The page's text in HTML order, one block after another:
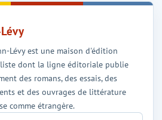
Lévy est une maison d'édition
dont la ligne éditoriale publie
des romans, des essais, des
et des ouvrages de littérature
comme étrangère.